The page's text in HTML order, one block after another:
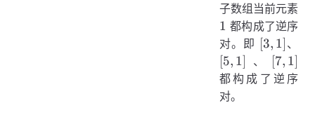
子数组当前元素
1
1 都构成了逆序
对。即 [3,
[3, 1] 、
[5, 1] 、
[7,
1]
[7, 1]
都构成了逆序
对。